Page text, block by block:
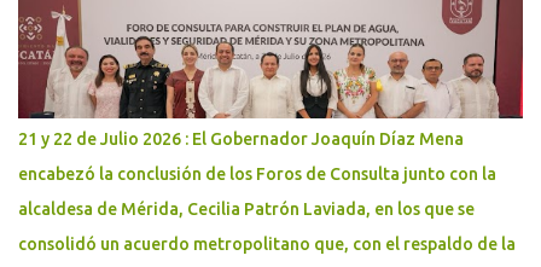
asistentes y prevenir situaciones de riesgo, especialmente ante la
posible presencia de niñas, niños, adolescentes y personas adultas
mayores. Como parte del dispositivo, se realizarán cierres viales en
los siguientes puntos: - Paseo de Montejo por avenida Pérez Ponce,
a la altura de Walmart. - Calle 58-A, avenida Carlos Torre Repetto,
por avenida Cupules. - Prolongación Montejo por calle 21, a la
altura de la Ford. - Calle 60 por avenida del Deportista, a la altura
del Estadio Salvador Alvarado. - Avenida Ró...
21 y 22 de Julio 2026 : El Gobernador Joaquín Díaz Mena
encabezó la conclusión de los Foros de Consulta junto con la
alcaldesa de Mérida, Cecilia Patrón Laviada, en los que se
consolidó un acuerdo metropolitano que, con el respaldo de la